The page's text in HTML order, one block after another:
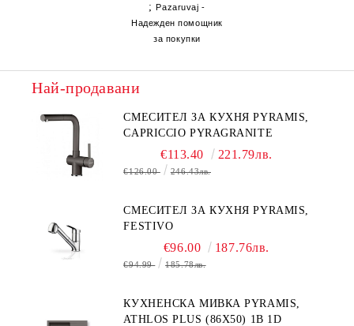
;Pazaruvaj -
Надежден помощник
за покупки
Най-продавани
СМЕСИТЕЛ ЗА КУХНЯ PYRAMIS,
CAPRICCIO PYRAGRANITE
€113.40 221.79лв.
€126.00 246.43лв.
СМЕСИТЕЛ ЗА КУХНЯ PYRAMIS,
FESTIVO
€96.00 187.76лв.
€94.99 185.78лв.
КУХНЕНСКА МИВКА PYRAMIS,
ATHLOS PLUS (86X50) 1B 1D